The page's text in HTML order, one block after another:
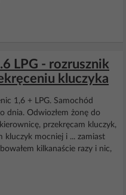
LPG - rozrusznik
kluczyka
1,6 + LPG. Samochód
dnia. Odwiozłem żonę do
przekręcam kluczyk,
kluczyk mocniej i ... zamiast
kilkanaście razy i nic,